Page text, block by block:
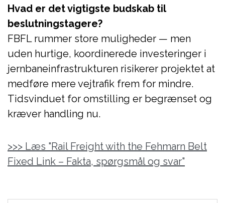
Hvad er det vigtigste budskab til
beslutningstagere?
FBFL rummer store muligheder — men
uden hurtige, koordinerede investeringer i
jernbaneinfrastrukturen risikerer projektet at
medføre mere vejtrafik frem for mindre.
Tidsvinduet for omstilling er begrænset og
kræver handling nu.
>>> Læs "Rail Freight with the Fehmarn Belt
Fixed Link – Fakta, spørgsmål og svar"